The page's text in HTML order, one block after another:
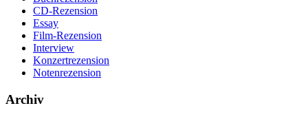
CD-Rezension
Essay
Film-Rezension
Interview
Konzertrezension
Notenrezension
Archiv